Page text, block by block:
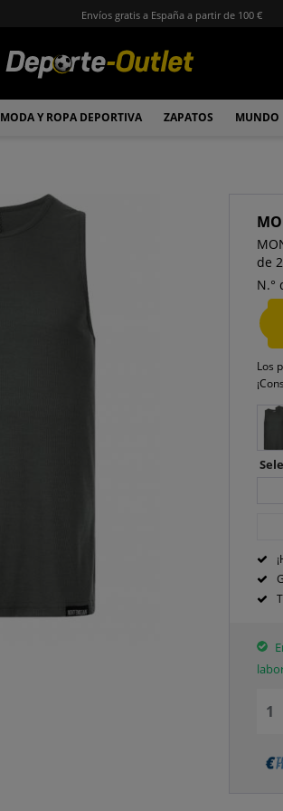
Envíos gratis a España a partir de 100 €
MODA Y ROPA DEPORTIVA ZAPATOS MUNDO
de
N.°
Los